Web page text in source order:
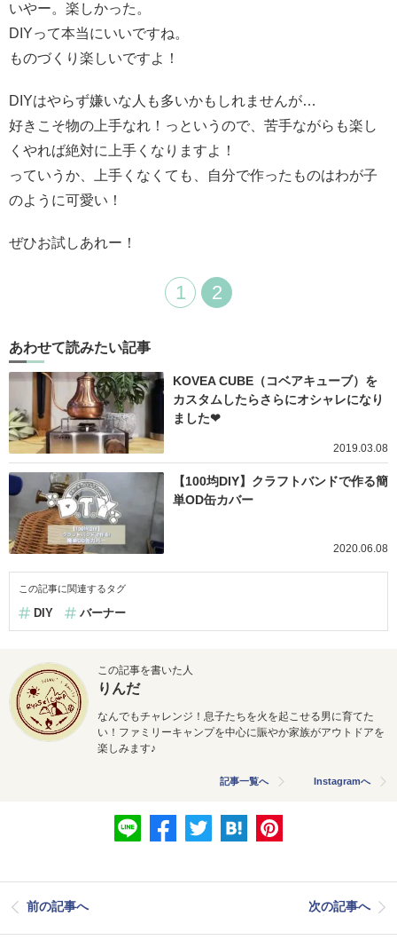
いやー。楽しかった。
DIYって本当にいいですね。
ものづくり楽しいですよ！
DIYはやらず嫌いな人も多いかもしれませんが…
好きこそ物の上手なれ！っというので、苦手ながらも楽し
くやれば絶対に上手くなりますよ！
っていうか、上手くなくても、自分で作ったものはわが子
のように可愛い！
ぜひお試しあれー！
1 2
あわせて読みたい記事
KOVEA CUBE（コベアキューブ）を
カスタムしたらさらにオシャレになり
ました❤
2019.03.08
【100均DIY】クラフトバンドで作る簡
単OD缶カバー
2020.06.08
この記事に関連するタグ
DIY バーナー
この記事を書いた人
りんだ
なんでもチャレンジ！息子たちを火を起こせる男に育てた
い！ファミリーキャンプを中心に賑やか家族がアウトドアを
楽しみます♪
記事一覧へ Instagramへ
前の記事へ 次の記事へ